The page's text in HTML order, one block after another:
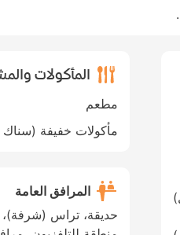
)
المأكولات
مطعم
مأكولات خفيفة (سناك
المرافق العامة
حديقة، تراس